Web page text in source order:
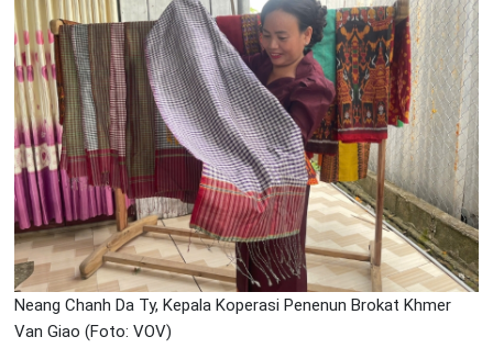
Neang Chanh Da Ty, Kepala Koperasi Penenun Brokat Khmer
Van Giao (Foto: VOV)